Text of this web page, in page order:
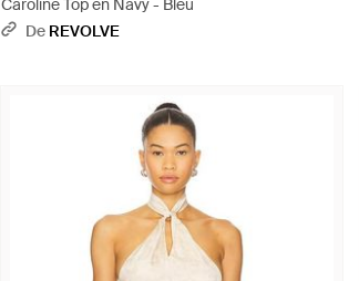
Caroline Top en Navy - Bleu
De REVOLVE